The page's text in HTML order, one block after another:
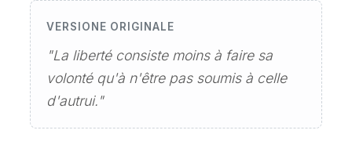
VERSIONE ORIGINALE
"La liberté consiste moins à faire sa
volonté qu'à n'être pas soumis à celle
d'autrui."